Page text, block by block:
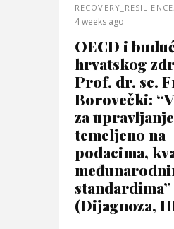
RECOVERY_RESILIENCE,
4 weeks ago
OECD i
hrvatskog
Prof. dr. sc.
Borovečki:
za upravljanje
temeljeno na
podacima,
standardima”
(Dijagnoza,